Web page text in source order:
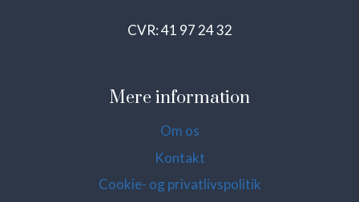
CVR: 41 97 24 32
Mere information
Om os
Kontakt
Cookie- og privatlivspolitik